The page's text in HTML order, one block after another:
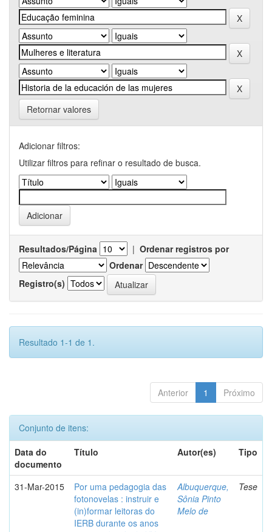
Retornar valores
Adicionar filtros:
Utilizar filtros para refinar o resultado de busca.
Resultados/Página | Ordenar registros por
Ordenar
Registro(s)
Resultado 1-1 de 1.
Anterior 1 Próximo
Conjunto de itens:
Data do
documento
Título Autor(es) Tipo
31-Mar-2015
Por uma pedagogia das
fotonovelas : instruir e
(in)formar leitoras do
IERB durante os anos
Albuquerque,
Sônia Pinto
Melo de
Tese